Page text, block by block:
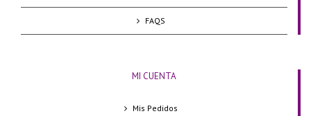
FAQS
MI CUENTA
Mis Pedidos